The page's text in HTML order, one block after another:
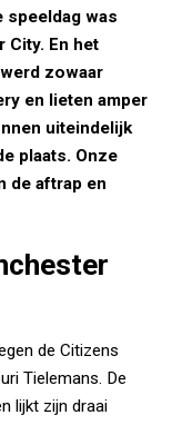
speeldag was
City. En het
zowaar
en lieten amper
uiteindelijk
plaats. Onze
de aftrap en
de Citizens
Tielemans. De
lijkt zijn draai